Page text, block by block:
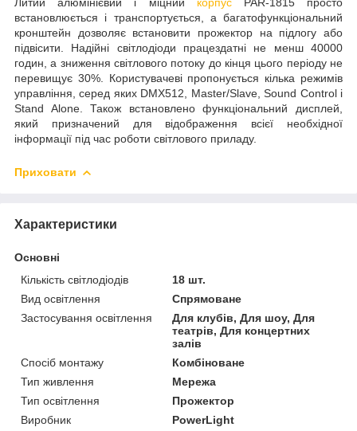
встановлюється і транспортується, а багатофункціональний
кронштейн дозволяє встановити прожектор на підлогу або
підвісити. Надійні світлодіоди працездатні не менш 40000
годин, а зниження світлового потоку до кінця цього періоду не
перевищує 30%. Користувачеві пропонується кілька режимів
управління, серед яких DMX512, Master/Slave, Sound Control і
Stand Alone. Також встановлено функціональний дисплей,
який призначений для відображення всієї необхідної
інформації під час роботи світлового приладу.
Приховати
Характеристики
Основні
Кількість світлодіодів
18 шт.
Вид освітлення
Спрямоване
Застосування освітлення
Для клубів, Для шоу, Для
театрів, Для концертних
залів
Спосіб монтажу
Комбіноване
Тип живлення
Мережа
Тип освітлення
Прожектор
Виробник
PowerLight